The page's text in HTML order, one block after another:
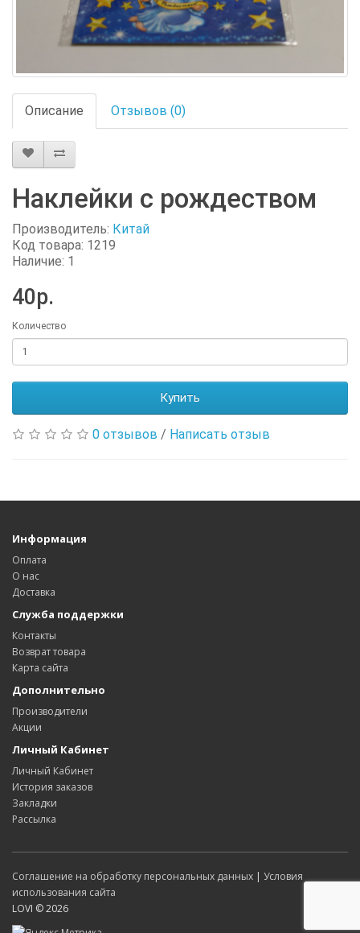
Описание Отзывов (0)
Наклейки с рождеством
Производитель: Китай
Код товара: 1219
Наличие: 1
40р.
Количество
Купить
0 отзывов / Написать отзыв
Информация
Оплата
О нас
Доставка
Служба поддержки
Контакты
Возврат товара
Карта сайта
Дополнительно
Производители
Акции
Личный Кабинет
Личный Кабинет
История заказов
Закладки
Рассылка
Соглашение на обработку персональных данных | Условия
использования сайта
LOVI © 2026